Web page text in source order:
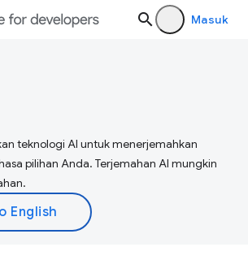
Masuk
teknologi AI untuk menerjemahkan
pilihan Anda. Terjemahan AI mungkin